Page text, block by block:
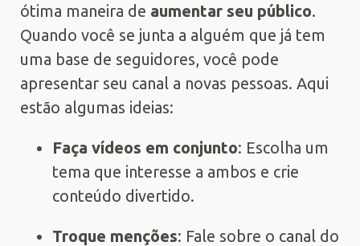
ótima maneira de aumentar seu público.
Quando você se junta a alguém que já tem
uma base de seguidores, você pode
apresentar seu canal a novas pessoas. Aqui
estão algumas ideias:
Faça vídeos em conjunto: Escolha um
tema que interesse a ambos e crie
conteúdo divertido.
Troque menções: Fale sobre o canal do